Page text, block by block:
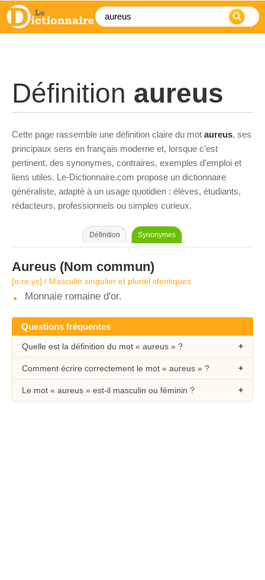
Définition aureus
Cette page rassemble une définition claire du mot aureus, ses
principaux sens en français moderne et, lorsque c’est
pertinent, des synonymes, contraires, exemples d’emploi et
liens utiles. Le-Dictionnaire.com propose un dictionnaire
généraliste, adapté à un usage quotidien : élèves, étudiants,
rédacteurs, professionnels ou simples curieux.
Définition Synonymes
Aureus (Nom commun)
[o.re.ys] / Masculin singulier et pluriel identiques
Monnaie romaine d'or.
Questions fréquentes
Quelle est la définition du mot « aureus » ?
Comment écrire correctement le mot « aureus » ?
Le mot « aureus » est-il masculin ou féminin ?